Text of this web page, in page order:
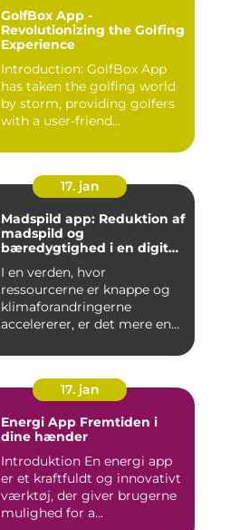
GolfBox App -
Revolutionizing the Golfing
Experience
Introduction: GolfBox App
has taken the golfing world
by storm, providing golfers
with a user-friend...
17. jan
Madspild app: Reduktion af
madspild og
bæredygtighed i en digital
I en verden, hvor
ressourcerne er knappe og
klimaforandringerne
accelererer, er det mere end
17. jan
Energi App Fremtiden i
dine hænder
Introduktion En energi app
er et kraftfuldt og innovativt
værktøj, der giver brugerne
mulighed for a...